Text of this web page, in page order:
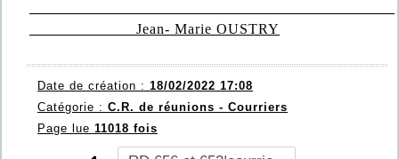
Jean- Marie OUSTRY
Date de création : 18/02/2022 17:08
Catégorie : C.R. de réunions - Courriers
Page lue 11018 fois